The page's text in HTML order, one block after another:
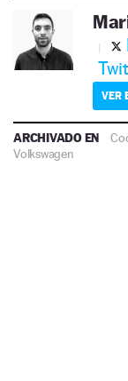
VER
ARCHIVADO EN
Volkswagen